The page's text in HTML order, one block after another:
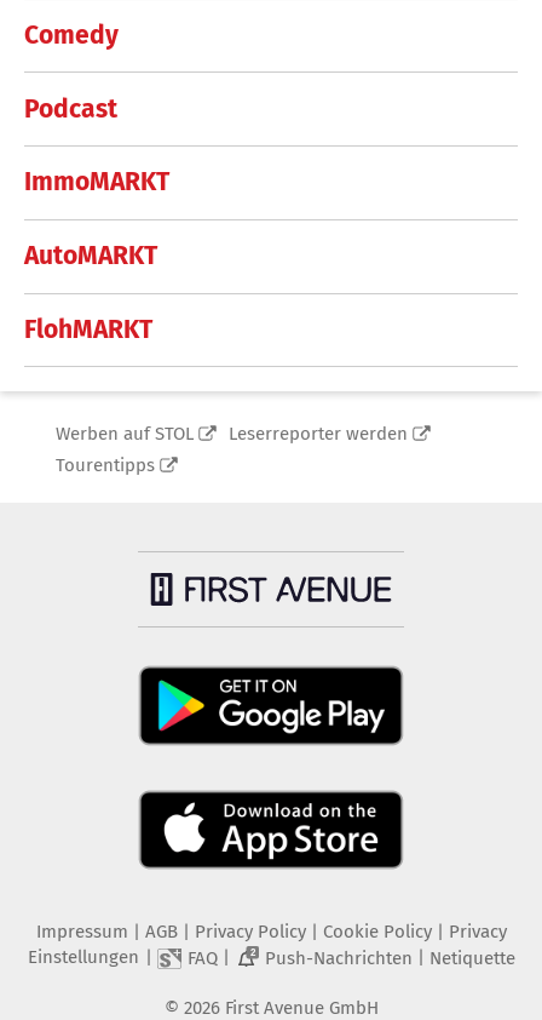
Comedy
Podcast
ImmoMARKT
AutoMARKT
FlohMARKT
Werben auf STOL
Leserreporter werden
Tourentipps
Impressum AGB Privacy Policy| Cookie Policy| Privacy
Einstellungen
FAQ| 2 Push-Nachrichten Netiquette
© 2026 First Avenue GmbH